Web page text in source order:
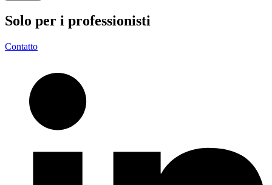
Solo per i professionisti
Contatto